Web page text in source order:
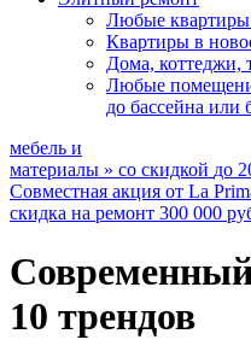
Любые квартиры
Квартиры в
Дома, коттеджи,
Любые
до бассейна или
мебель и
материалы » со скидкой до
Совместная акция от La
скидка на ремонт 300 000
10 трендов